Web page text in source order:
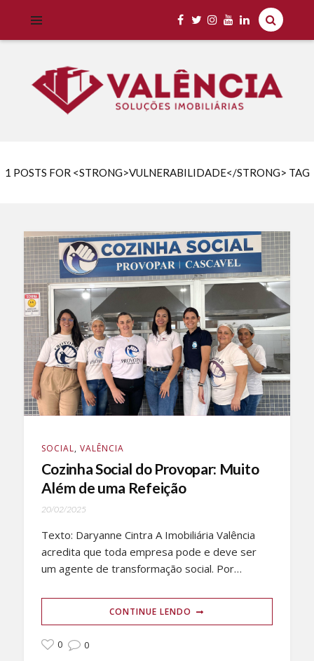
1 POSTS FOR <STRONG>VULNERABILIDADE</STRONG> TAG
SOCIAL, VALÊNCIA
Cozinha Social do Provopar: Muito
Além de uma Refeição
20/02/2025
Texto: Daryanne Cintra A Imobiliária Valência
acredita que toda empresa pode e deve ser
um agente de transformação social. Por…
CONTINUE LENDO
0 0